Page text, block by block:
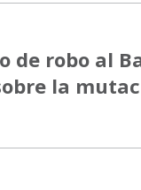
de robo al
la